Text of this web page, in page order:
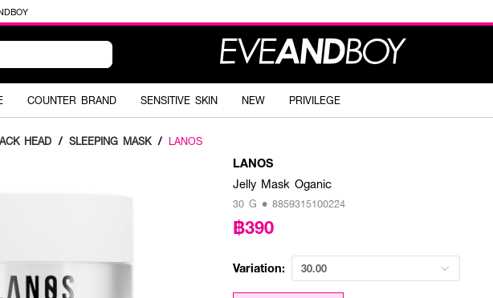
COUNTER BRAND SENSITIVE SKIN NEW PRIVILEGE
HEAD / SLEEPING MASK / LANOS
LANOS
Jelly Mask Oganic
30 G • 8859315100224
฿390
Variation: 30.00